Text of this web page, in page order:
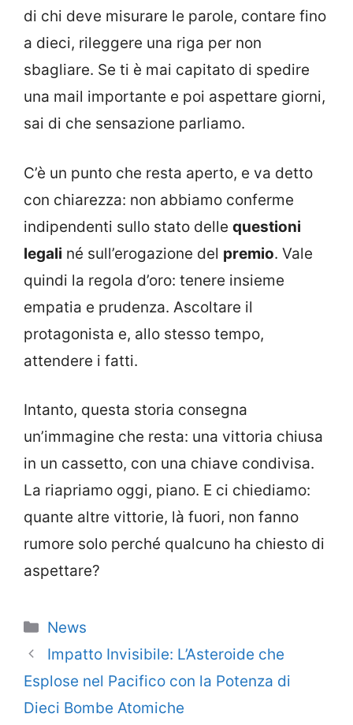
di chi deve misurare le parole, contare fino
a dieci, rileggere una riga per non
sbagliare. Se ti è mai capitato di spedire
una mail importante e poi aspettare giorni,
sai di che sensazione parliamo.
C’è un punto che resta aperto, e va detto
con chiarezza: non abbiamo conferme
indipendenti sullo stato delle questioni
legali né sull’erogazione del premio. Vale
quindi la regola d’oro: tenere insieme
empatia e prudenza. Ascoltare il
protagonista e, allo stesso tempo,
attendere i fatti.
Intanto, questa storia consegna
un’immagine che resta: una vittoria chiusa
in un cassetto, con una chiave condivisa.
La riapriamo oggi, piano. E ci chiediamo:
quante altre vittorie, là fuori, non fanno
rumore solo perché qualcuno ha chiesto di
aspettare?
Categorie
News
Impatto Invisibile: L’Asteroide che
Esplose nel Pacifico con la Potenza di
Dieci Bombe Atomiche